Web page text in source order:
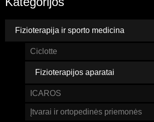
Fizioterapija ir sporto medicina
Ciclotte
Fizioterapijos aparatai
ICAROS
Įtvarai ir ortopedinės priemonės